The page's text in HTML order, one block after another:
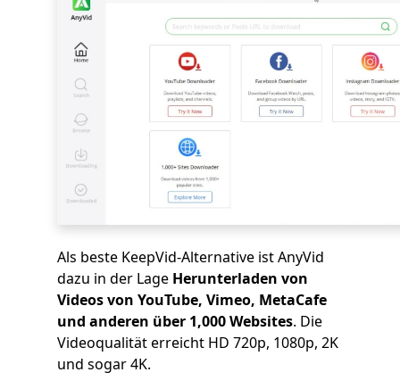
Als beste KeepVid-Alternative ist AnyVid
dazu in der Lage Herunterladen von
Videos von YouTube, Vimeo, MetaCafe
und anderen über 1,000 Websites. Die
Videoqualität erreicht HD 720p, 1080p, 2K
und sogar 4K.